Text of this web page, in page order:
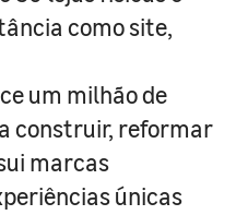
como site,
um milhão de
construir, reformar
marcas
únicas